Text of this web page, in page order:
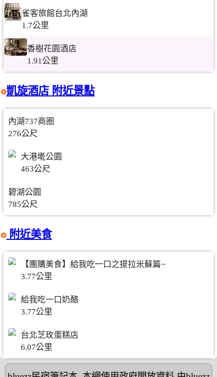
雀客旅館台北內湖
1.7公里
香樹花園酒店
1.91公里
凱旋酒店 附近景點
內湖737商圈
276公尺
大港墘公園
463公尺
碧湖公園
785公尺
附近美食
【團購美食】給我吃一口之提拉米蘇篇~
3.77公里
給我吃一口奶酪
3.77公里
台北芝玫蛋糕店
6.07公里